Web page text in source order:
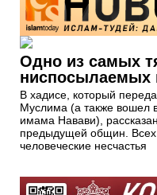
Одно из самых
ниспосылаемых
В хадисе, который
Муслима (а также вошел
имама Навави),
предыдущей общин. Всех
человеческие несчастья